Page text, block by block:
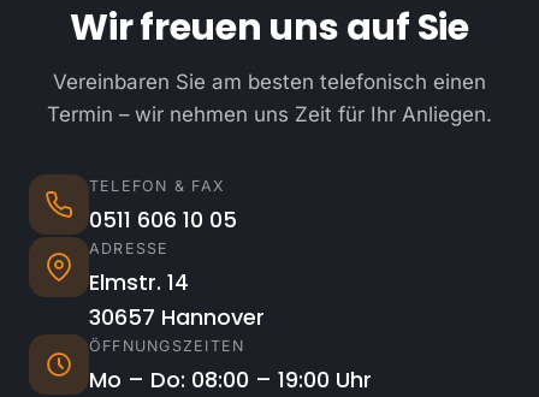
Wir freuen uns auf Sie
Vereinbaren Sie am besten telefonisch einen
Termin – wir nehmen uns Zeit für Ihr Anliegen.
TELEFON & FAX
0511 606 10 05
ADRESSE
Elmstr. 14
30657 Hannover
ÖFFNUNGSZEITEN
Mo – Do: 08:00 – 19:00 Uhr